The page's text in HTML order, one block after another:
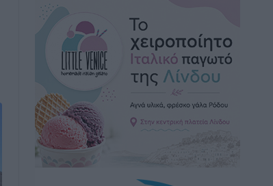
ΑΕΡΑ: Δεν σταματάει να ενισχύεται,
νέο απόκτημα ο Μητρόπουλος
Αθλητικά• πριν 2 ώρες
Κλεάνθης: Δουλειές μετά ευχαριστιών
στο γήπεδο, ατομικό για δύο
Αθλητικά• πριν 2 ώρες
Φοίβος: Εν αναμονή του Νίκου Λαζίδη